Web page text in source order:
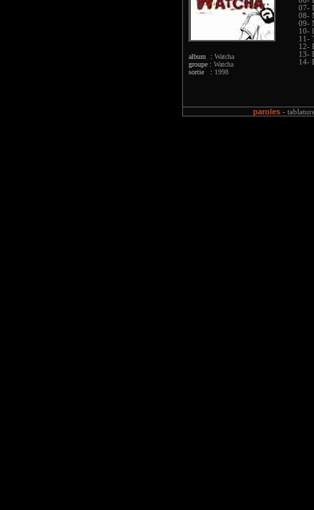
album : Watcha
groupe : Watcha
sortie : 1998
07-
08-
09-
10-
11-
12-
13-
14-
paroles-